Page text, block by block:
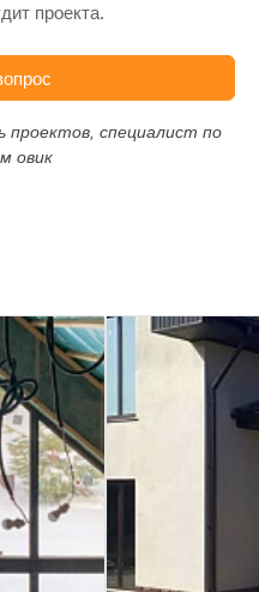
проекта.
проектов, специалист по
овик